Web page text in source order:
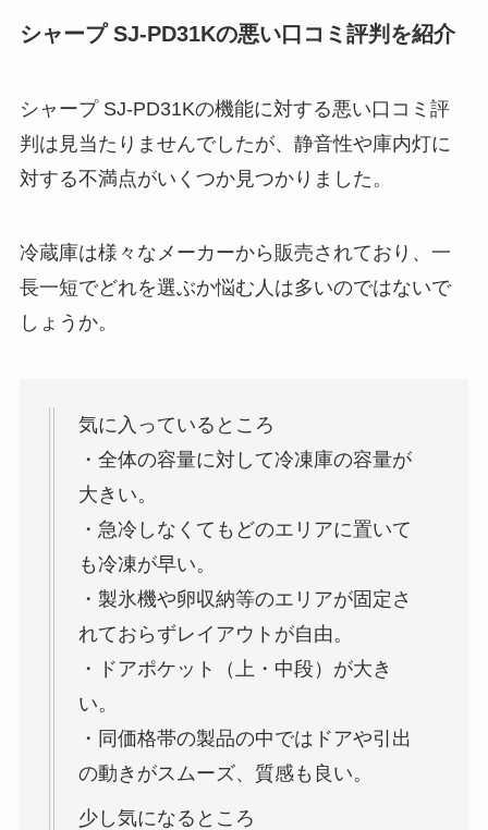
シャープ SJ-PD31Kの悪い口コミ評判を紹介
シャープ SJ-PD31Kの機能に対する悪い口コミ評
判は見当たりませんでしたが、静音性や庫内灯に
対する不満点がいくつか見つかりました。
冷蔵庫は様々なメーカーから販売されており、一
長一短でどれを選ぶか悩む人は多いのではないで
しょうか。
気に入っているところ
・全体の容量に対して冷凍庫の容量が
大きい。
・急冷しなくてもどのエリアに置いて
も冷凍が早い。
・製氷機や卵収納等のエリアが固定さ
れておらずレイアウトが自由。
・ドアポケット（上・中段）が大き
い。
・同価格帯の製品の中ではドアや引出
の動きがスムーズ、質感も良い。
少し気になるところ